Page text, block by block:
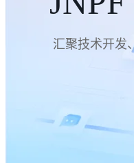
汇聚技术开发